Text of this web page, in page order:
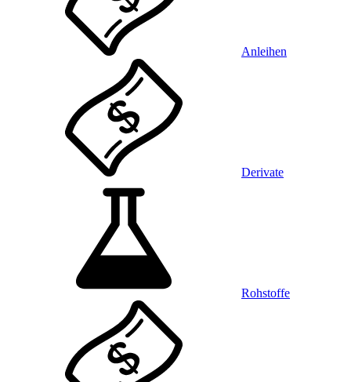
Anleihen
Derivate
Rohstoffe